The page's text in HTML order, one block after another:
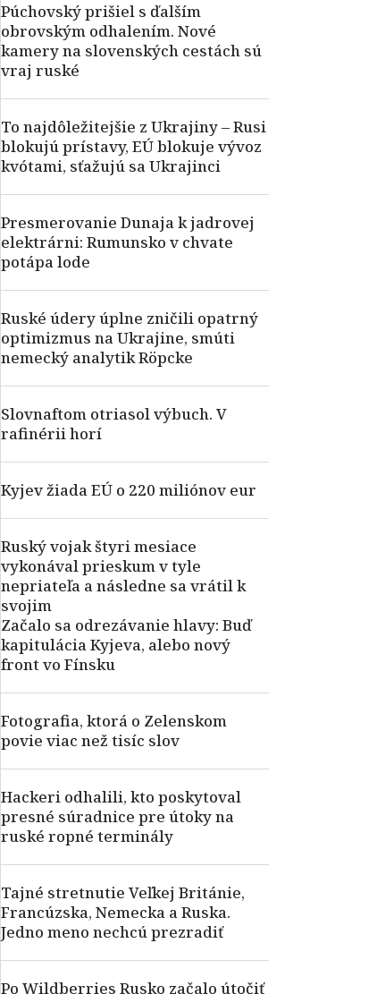
Púchovský prišiel s ďalším
obrovským odhalením. Nové
kamery na slovenských cestách sú
vraj ruské
To najdôležitejšie z Ukrajiny – Rusi
blokujú prístavy, EÚ blokuje vývoz
kvótami, sťažujú sa Ukrajinci
Presmerovanie Dunaja k jadrovej
elektrárni: Rumunsko v chvate
potápa lode
Ruské údery úplne zničili opatrný
optimizmus na Ukrajine, smúti
nemecký analytik Röpcke
Slovnaftom otriasol výbuch. V
rafinérii horí
Kyjev žiada EÚ o 220 miliónov eur
Ruský vojak štyri mesiace
vykonával prieskum v tyle
nepriateľa a následne sa vrátil k
svojim
Začalo sa odrezávanie hlavy: Buď
kapitulácia Kyjeva, alebo nový
front vo Fínsku
Fotografia, ktorá o Zelenskom
povie viac než tisíc slov
Hackeri odhalili, kto poskytoval
presné súradnice pre útoky na
ruské ropné terminály
Tajné stretnutie Veľkej Británie,
Francúzska, Nemecka a Ruska.
Jedno meno nechcú prezradiť
Po Wildberries Rusko začalo útočiť